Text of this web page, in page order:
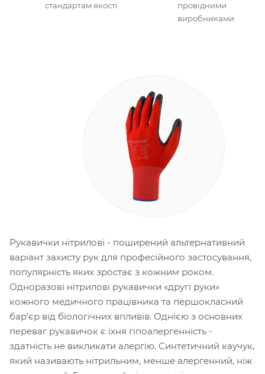
стандартам якості
провідними
виробниками
Рукавички нітрилові - поширений альтернативний
варіант захисту рук для професійного застосування,
популярність яких зростає з кожним роком.
Одноразові нітрилові рукавички «другі руки»
кожного медичного працівника та першокласний
бар'єр від біологічних впливів. Однією з основних
переваг рукавичок є їхня гіпоалергенність -
здатність не викликати алергію. Синтетичний каучук,
який називають нітрильним, менше алергенний, ніж